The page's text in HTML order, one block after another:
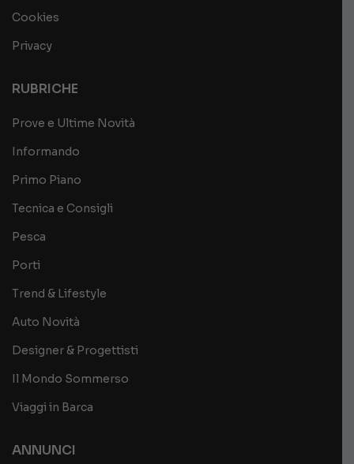
Cookies
Privacy
RUBRICHE
Prove e Ultime Novità
Informando
Primo Piano
Tecnica e Consigli
Pesca
Porti
Trend & Lifestyle
Auto Novità
Designer & Progettisti
Il Mondo Sommerso
Viaggi in Barca
ANNUNCI